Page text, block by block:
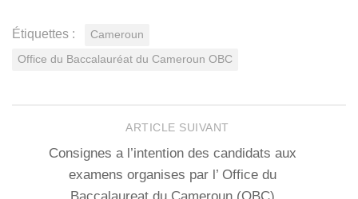
Étiquettes : Cameroun
Office du Baccalauréat du Cameroun OBC
ARTICLE SUIVANT
Consignes a l’intention des candidats aux
examens organises par l’ Office du